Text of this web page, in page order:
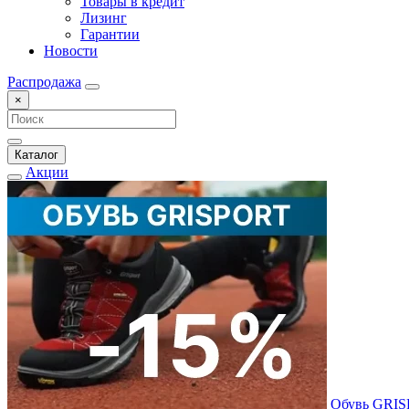
Лизинг
Гарантии
Новости
Распродажа
×
Каталог
Акции
Обувь